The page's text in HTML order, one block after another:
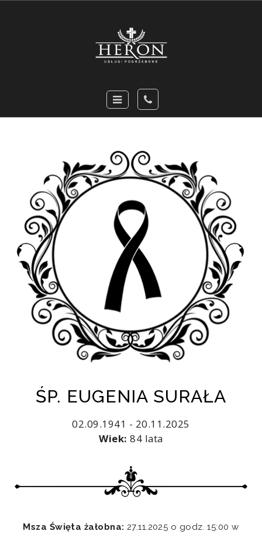
ŚP. EUGENIA SURAŁA
02.09.1941 - 20.11.2025
Wiek: 84 lata
Msza Święta żałobna: 27.11.2025 o godz. 15:00 w